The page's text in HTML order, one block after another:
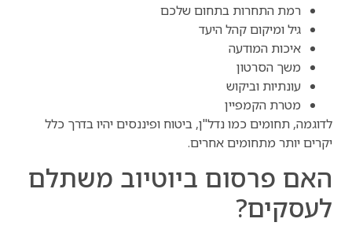
רמת התחרות בתחום שלכם
גיל ומיקום קהל היעד
איכות המודעה
משך הסרטון
עונתיות וביקוש
מטרת הקמפיין
לדוגמה, תחומים כמו נדל"ן, ביטוח ופיננסים יהיו בדרך כלל
יקרים יותר מתחומים אחרים.
האם פרסום ביוטיוב משתלם
לעסקים?